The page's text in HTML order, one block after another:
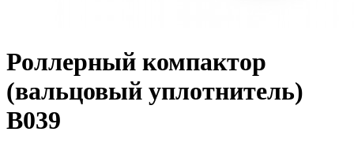
Роллерный компактор
(вальцовый уплотнитель)
B039